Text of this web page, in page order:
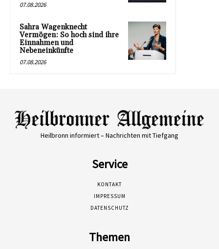
07.08.2026
Sahra Wagenknecht
Vermögen: So hoch sind ihre
Einnahmen und
Nebeneinkünfte
07.08.2026
Heilbronn informiert – Nachrichten mit Tiefgang
Service
KONTAKT
IMPRESSUM
DATENSCHUTZ
Themen